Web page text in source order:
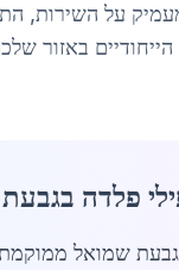
על השירות,
הייחודיים באזור
פלדה
בשנת 2026 גבעת שמואל